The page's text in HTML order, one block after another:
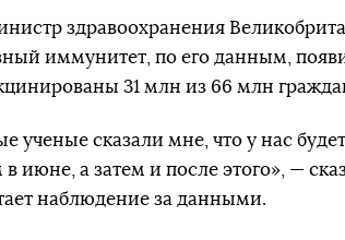
здравоохранения
иммунитет, по его данным,
31 млн из 66 млн
ученые сказали мне, что у нас
в июне, а затем и после этого», —
наблюдение за данными.